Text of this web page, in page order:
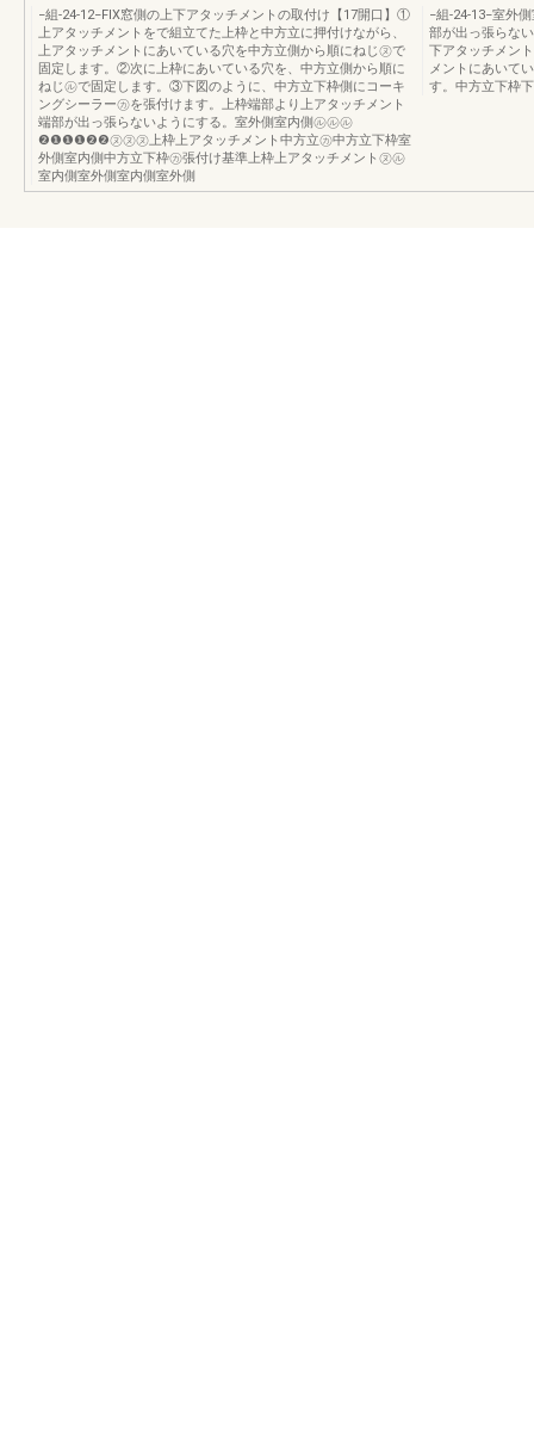
−組-24-12−FIX窓側の上下アタッチメントの取付け【17開口】①
上アタッチメントをで組立てた上枠と中方立に押付けながら、
上アタッチメントにあいている穴を中方立側から順にねじ㋦で
固定します。②次に上枠にあいている穴を、中方立側から順に
ねじ㋸で固定します。③下図のように、中方立下枠側にコーキ
ングシーラー㋕を張付けます。上枠端部より上アタッチメント
端部が出っ張らないようにする。室外側室内側㋸㋸㋸
❷❶❶❶❷❷㋦㋦㋦上枠上アタッチメント中方立㋕中方立下枠室
外側室内側中方立下枠㋕張付け基準上枠上アタッチメント㋦㋸
室内側室外側室内側室外側
−組-24-13−室外
部が出っ張らな
下アタッチメン
メントにあいて
す。中方立下枠